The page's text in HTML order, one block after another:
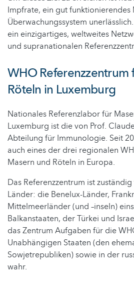
Impfrate, ein gut funktionierendes
Überwachungssystem
ein einzigartiges, weltweites
und supranationalen
WHO Referenzzentrum
Röteln in Luxemburg
Nationales Referenzlabor für
Luxemburg ist die von Prof.
Abteilung für Immunologie. Seit
auch eines der drei regionalen
Masern und Röteln in Europa.
Das Referenzzentrum ist
Länder: die Benelux-Länder,
Mittelmeerländer (und –inseln)
Balkanstaaten, der Türkei und
das Zentrum Aufgaben für die
Unabhängigen Staaten (den
Sowjetrepubliken) sowie in der
wahr.